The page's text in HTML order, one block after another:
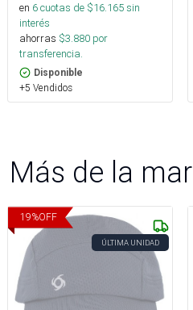
en 6cuotas de $16.165sin
interés
ahorras $3.880 por
transferencia.
Disponible
+5 Vendidos
Más de la
19%OFF
ÚLTIMA UNIDAD